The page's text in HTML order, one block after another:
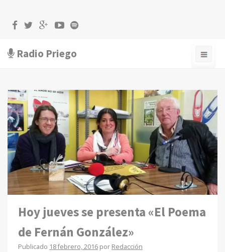
Radio Priego
Hoy jueves se presenta «El Poema
de Fernán González»
Publicado 18 febrero, 2016por Redacción